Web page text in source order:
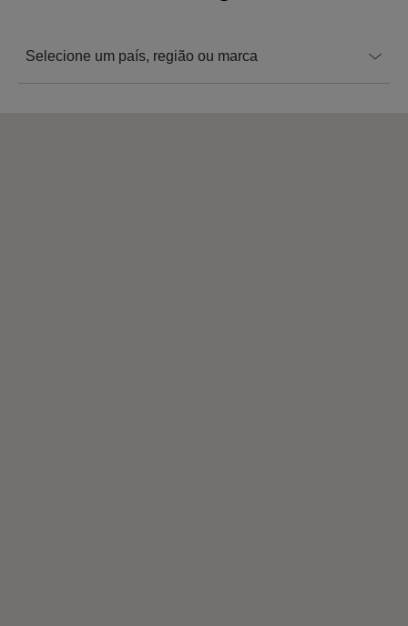
Selecione um país, região ou marca